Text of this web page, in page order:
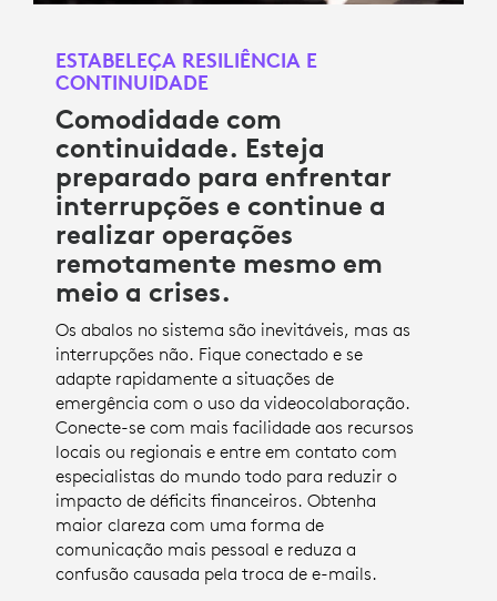
ESTABELEÇA RESILIÊNCIA E
CONTINUIDADE
Comodidade com
continuidade. Esteja
preparado para enfrentar
interrupções e continue a
realizar operações
remotamente mesmo em
meio a crises.
Os abalos no sistema são inevitáveis, mas as
interrupções não. Fique conectado e se
adapte rapidamente a situações de
emergência com o uso da videocolaboração.
Conecte-se com mais facilidade aos recursos
locais ou regionais e entre em contato com
especialistas do mundo todo para reduzir o
impacto de déficits financeiros. Obtenha
maior clareza com uma forma de
comunicação mais pessoal e reduza a
confusão causada pela troca de e-mails.